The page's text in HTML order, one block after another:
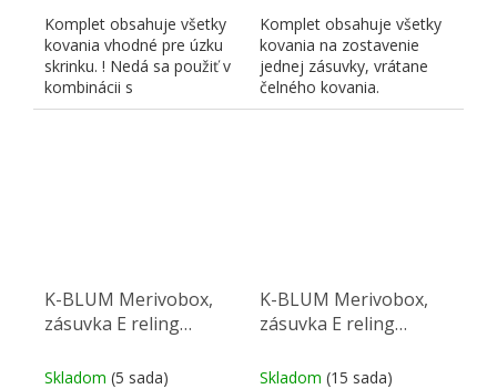
Komplet obsahuje všetky
kovania vhodné pre úzku
skrinku. ! Nedá sa použiť v
kombinácii s
bezúchytkovým otváraním!
Komplet obsahuje všetky
kovania na zostavenie
jednej zásuvky, vrátane
čelného kovania.
K-BLUM Merivobox,
zásuvka E reling
sivá IG, skrutka, drez
Skladom (5 sada)
K-BLUM Merivobox,
zásuvka E reling
sivá IG, Inserta, drez
Skladom (15 sada)